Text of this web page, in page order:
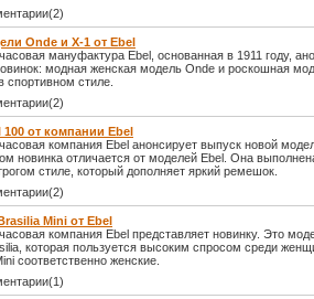
Onde и X-1 от Ebel
мануфактура Ebel, основанная в 1911 году,
модная женская модель Onde и роскошная
спортивном стиле.
от компании Ebel
компания Ebel анонсирует выпуск новой
новинка отличается от моделей Ebel. Она
стиле, который дополняет яркий ремешок.
Mini от Ebel
компания Ebel представляет новинку. Это
которая пользуется высоким спросом среди
соответственно женские.